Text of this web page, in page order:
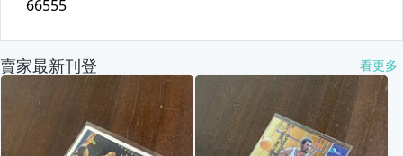
賣家最新刊登 看更多